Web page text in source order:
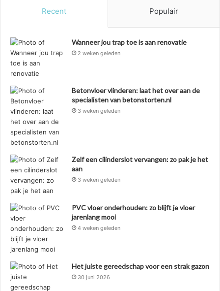
Recent Populair
Wanneer jou trap toe is aan renovatie
2 weken geleden
Betonvloer vlinderen: laat het over aan de
specialisten van betonstorten.nl
3 weken geleden
Zelf een cilinderslot vervangen: zo pak je het
aan
3 weken geleden
PVC vloer onderhouden: zo blijft je vloer
jarenlang mooi
4 weken geleden
Het juiste gereedschap voor een strak gazon
30 juni 2026